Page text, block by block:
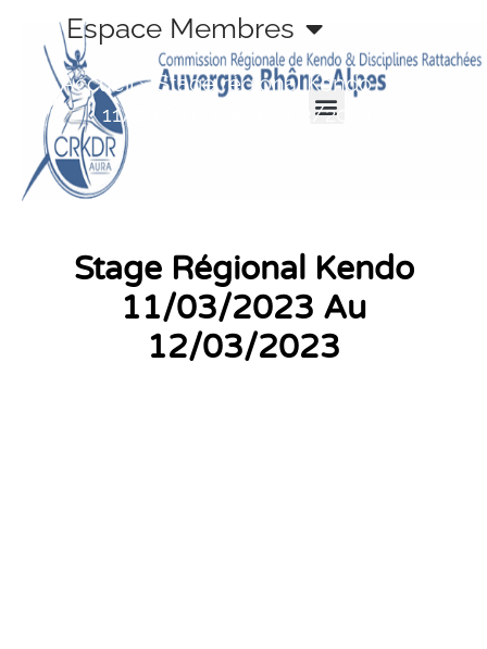
contenu
Espace Membres
Accueil» Stage régional Kendo
11/03/2023 au 12/03/2023
Stage Régional Kendo
11/03/2023 Au
12/03/2023